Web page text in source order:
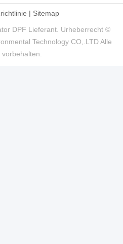
| Sitemap
DPF Lieferant. Urheberrecht ©
Technology CO,.LTD Alle
vorbehalten.